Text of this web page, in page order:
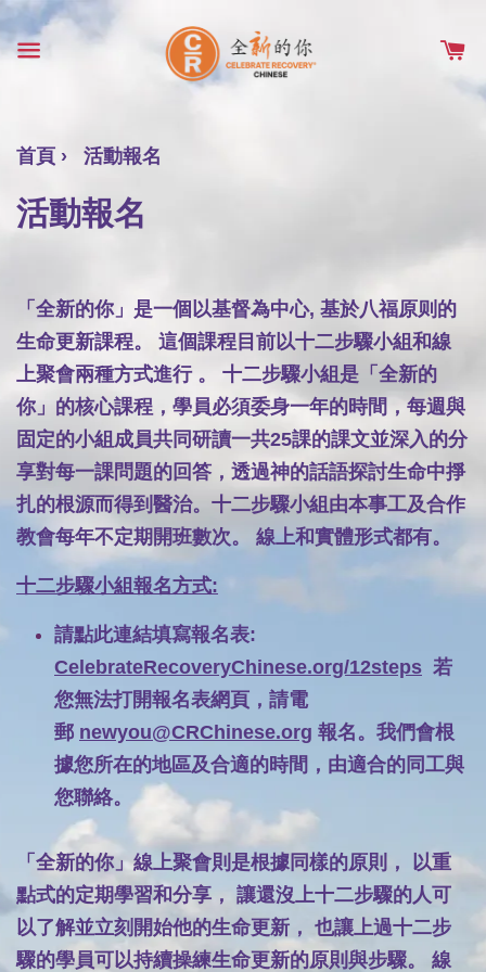
首頁 › 活動報名
活動報名
「全新的你」是一個以基督為中心, 基於八福原则的
生命更新課程。 這個課程目前以十二步驟小組和線
上聚會兩種方式進行 。 十二步驟小組是「全新的
你」的核心課程，學員必須委身一年的時間，每週與
固定的小組成員共同研讀一共25課的課文並深入的分
享對每一課問題的回答，透過神的話語探討生命中掙
扎的根源而得到醫治。十二步驟小組由本事工及合作
教會每年不定期開班數次。 線上和實體形式都有。
十二步驟小組報名方式:
請點此連結填寫報名表:
CelebrateRecoveryChinese.org/12steps 若
您無法打開報名表網頁， 請電
郵 newyou@CRChinese.org 報名。我們會根
據您所在的地區及合適的時間，由適合的同工與
您聯絡。
「全新的你」線上聚會則是根據同樣的原則， 以重
點式的定期學習和分享， 讓還沒上十二步驟的人可
以了解並立刻開始他的生命更新， 也讓上過十二步
驟的學員可以持續操練生命更新的原則與步驟。 線